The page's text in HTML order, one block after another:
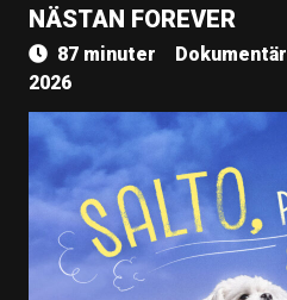
NÄSTAN FOREVER
87 minuter Dokumentär
2026